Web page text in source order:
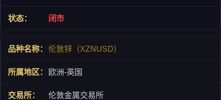
闭市
伦敦锌（XZNUSD）
欧洲-英国
伦敦金属交易所